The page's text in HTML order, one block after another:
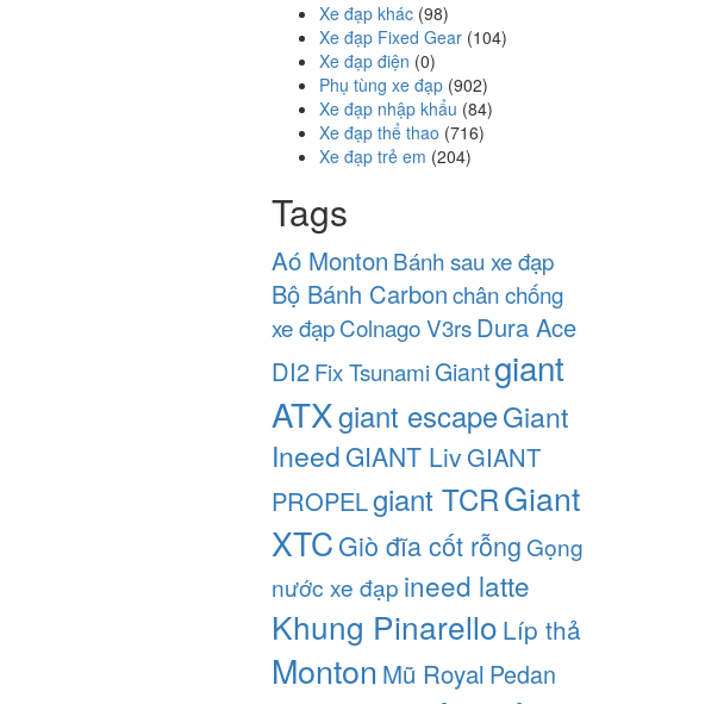
Xe đạp khác (98)
Xe đạp Fixed Gear (104)
Xe đạp điện (0)
Phụ tùng xe đạp (902)
Xe đạp nhập khẩu (84)
Xe đạp thể thao (716)
Xe đạp trẻ em (204)
Tags
Aó Monton Bánh sau xe đạp
Bộ Bánh Carbonchân chống
xe đạp Colnago V3rs Dura Ace
DI2 Fix Tsunami Giantgiant
ATXgiant escapeGiant
Ineed GIANT Liv GIANT
PROPELgiant TCRGiant
XTCGiò đĩa cốt rỗng Gọng
nước xe đạp ineed latte
Khung Pinarello Líp thả
Monton Mũ Royal Pedan